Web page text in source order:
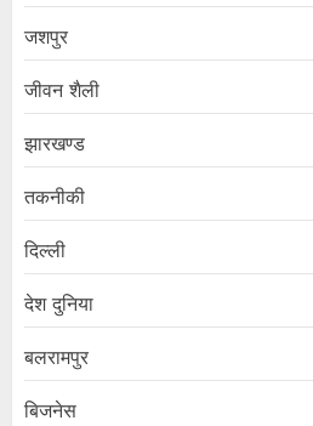
जशपुर
जीवन शैली
झारखण्ड
तकनीकी
दिल्ली
देश दुनिया
बलरामपुर
बिजनेस